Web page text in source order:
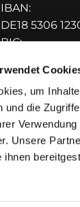
um
und die
Unsere
ihnen
IBAN:
DE18 5306
BIC: